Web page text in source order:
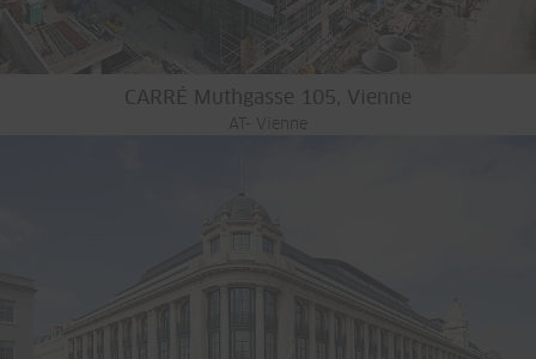
CARRÉ Muthgasse 105, Vienne
AT- Vienne